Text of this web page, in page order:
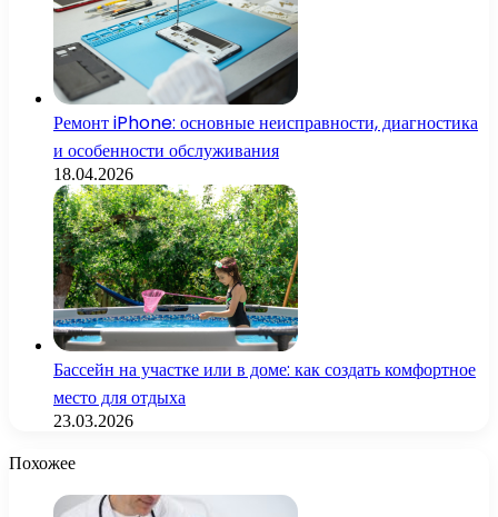
Ремонт iPhone: основные неисправности, диагностика
и особенности обслуживания
18.04.2026
Бассейн на участке или в доме: как создать комфортное
место для отдыха
23.03.2026
Похожее